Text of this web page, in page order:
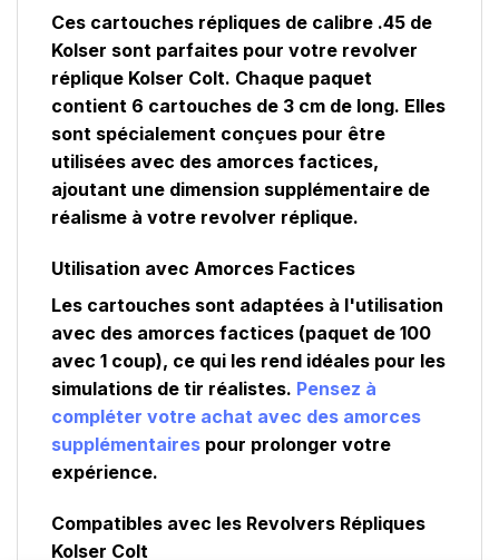
Ces cartouches répliques de calibre .45 de
Kolser sont parfaites pour votre revolver
réplique Kolser Colt. Chaque paquet
contient 6 cartouches de 3 cm de long. Elles
sont spécialement conçues pour être
utilisées avec des amorces factices,
ajoutant une dimension supplémentaire de
réalisme à votre revolver réplique.
Utilisation avec Amorces Factices
Les cartouches sont adaptées à l'utilisation
avec des amorces factices (paquet de 100
avec 1 coup), ce qui les rend idéales pour les
simulations de tir réalistes. Pensez à
compléter votre achat avec des amorces
supplémentaires pour prolonger votre
expérience.
Compatibles avec les Revolvers Répliques
Kolser Colt